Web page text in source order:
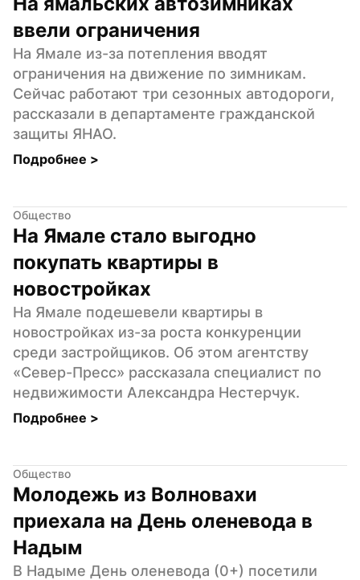
ввели ограничения
На Ямале из-за потепления вводят
ограничения на движение по зимникам.
Сейчас работают три сезонных автодороги,
рассказали в департаменте гражданской
защиты ЯНАО.
Подробнее >
Общество
На Ямале стало выгодно
покупать квартиры в
новостройках
На Ямале подешевели квартиры в
новостройках из-за роста конкуренции
среди застройщиков. Об этом агентству
«Север-Пресс» рассказала специалист по
недвижимости Александра Нестерчук.
Подробнее >
Общество
Молодежь из Волновахи
приехала на День оленевода в
Надым
В Надыме День оленевода (0+) посетили